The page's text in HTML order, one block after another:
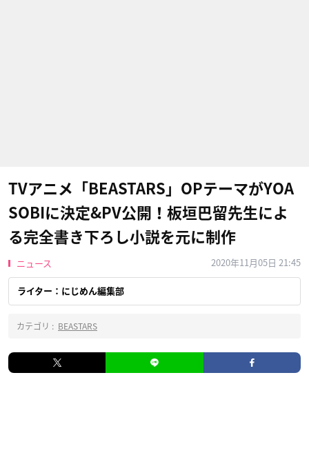
TVアニメ「BEASTARS」OPテーマがYOA
SOBIに決定&PV公開！板垣巴留先生によ
る完全書き下ろし小説を元に制作
ニュース 2020年11月05日 21:45
ライター：にじめん編集部
カテゴリ : BEASTARS